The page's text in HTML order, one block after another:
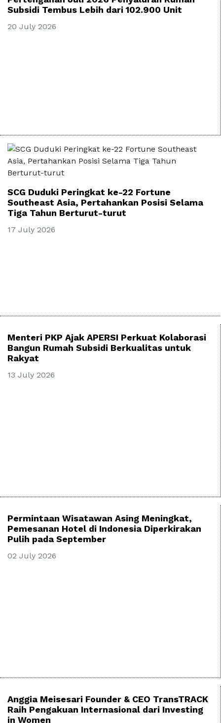
Subsidi Tembus Lebih dari 102.900 Unit
20 July 2026
SCG Duduki Peringkat ke-22 Fortune
Southeast Asia, Pertahankan Posisi Selama
Tiga Tahun Berturut-turut
17 July 2026
Menteri PKP Ajak APERSI Perkuat Kolaborasi
Bangun Rumah Subsidi Berkualitas untuk
Rakyat
13 July 2026
Permintaan Wisatawan Asing Meningkat,
Pemesanan Hotel di Indonesia Diperkirakan
Pulih pada September
02 July 2026
Anggia Meisesari Founder & CEO TransTRACK
Raih Pengakuan Internasional dari Investing
in Women